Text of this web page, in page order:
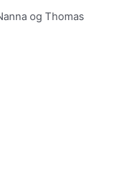
og Thomas